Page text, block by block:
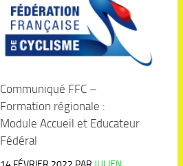
Communiqué FFC –
Formation régionale :
Module Accueil et Educateur
Fédéral